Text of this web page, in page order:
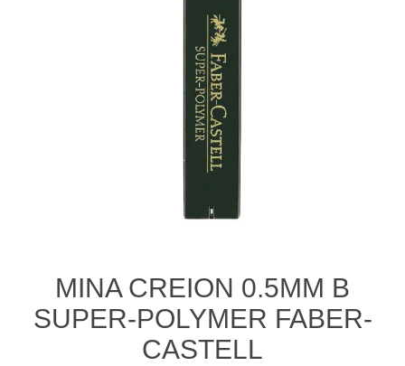
MINA CREION 0.5MM B
SUPER-POLYMER FABER-
CASTELL